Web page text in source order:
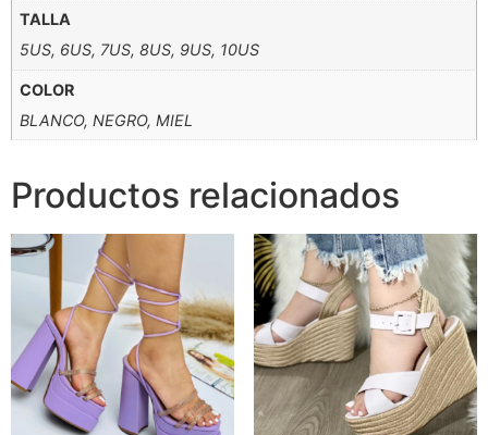
TALLA
5US, 6US, 7US, 8US, 9US, 10US
COLOR
BLANCO, NEGRO, MIEL
Productos relacionados